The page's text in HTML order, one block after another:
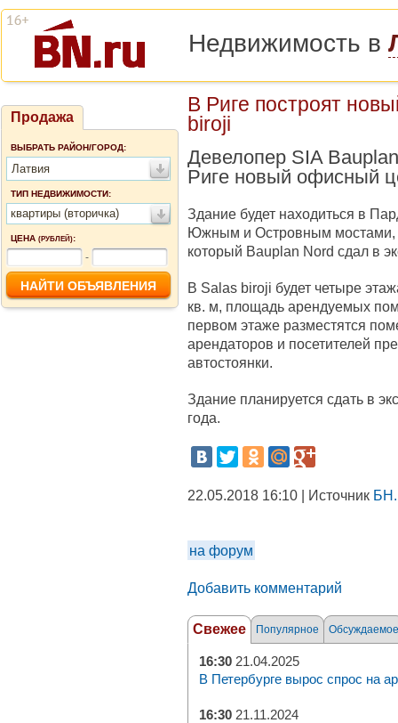
Недвижимость в
Продажа
ВЫБРАТЬ РАЙОН/ГОРОД:
Латвия
ТИП НЕДВИЖИМОСТИ:
квартиры (вторичка)
ЦЕНА (РУБЛЕЙ):
-
В Риге построят
biroji
Девелопер SIA
Риге новый офисный
Здание будет находиться в
Южным и Островным мостами,
который Bauplan Nord сдал в
В Salas biroji будет четыре
кв. м, площадь арендуемых
первом этаже разместятся
арендаторов и посетителей
автостоянки.
Здание планируется сдать в
года.
22.05.2018 16:10 | Источник
на форум
Добавить комментарий
Свежее Популярное Обсуждаемое
16:30 21.04.2025
В Петербурге вырос спрос на
16:30 21.11.2024